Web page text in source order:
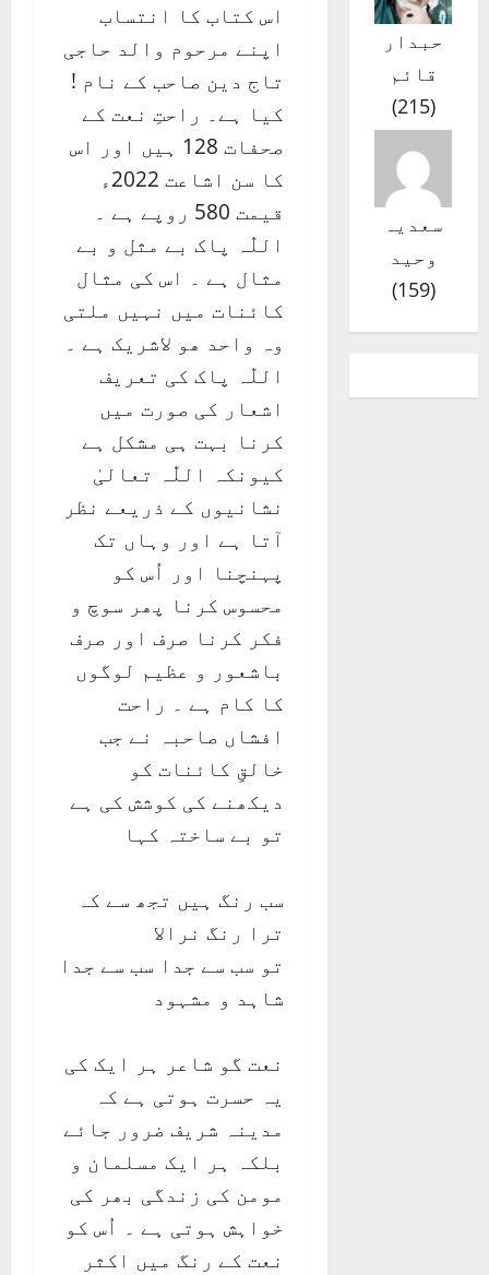
اس کتاب کا انتساب
اپنے مرحوم والد حاجی
تاج دین صاحب کے نام !
کیا ہے۔ راحتِ نعت کے
صحفات 128 ہیں اور اس
کا سن اشاعت 2022ء
قیمت 580 روپے ہے ۔
اللّٰہ پاک بے مثل و بے
مثال ہے ۔ اس کی مثال
کائنات میں نہیں ملتی
وہ واحد ھو لاشریک ہے ۔
اللّٰہ پاک کی تعریف
اشعار کی صورت میں
کرنا بہت ہی مشکل ہے
کیونکہ اللّٰہ تعالیٰ
نشانیوں کے ذریعے نظر
آتا ہے اور وہاں تک
پہنچنا اور اُس کو
محسوس کرنا پھر سوچ و
فکر کرنا صرف اور صرف
باشعور و عظیم لوگوں
کا کام ہے ۔ راحت
افشاں صاحبہ نے جب
خالقِ کائنات کو
دیکھنے کی کوشش کی ہے
تو بے ساختہ کہا
سب رنگ ہیں تجھ سے کہ
ترا رنگ نرالا
تو سب سے جدا سب سے جدا
شاہد و مشہود
نعت گو شاعر ہر ایک کی
یہ حسرت ہوتی ہے کہ
مدینہ شریف ضرور جائے
بلکہ ہر ایک مسلمان و
مومن کی زندگی بھر کی
خواہش ہوتی ہے ۔ اُس کو
نعت کے رنگ میں اکثر
حبدار
قائم
(
215
)
سعدیہ
وحید
(
159
)